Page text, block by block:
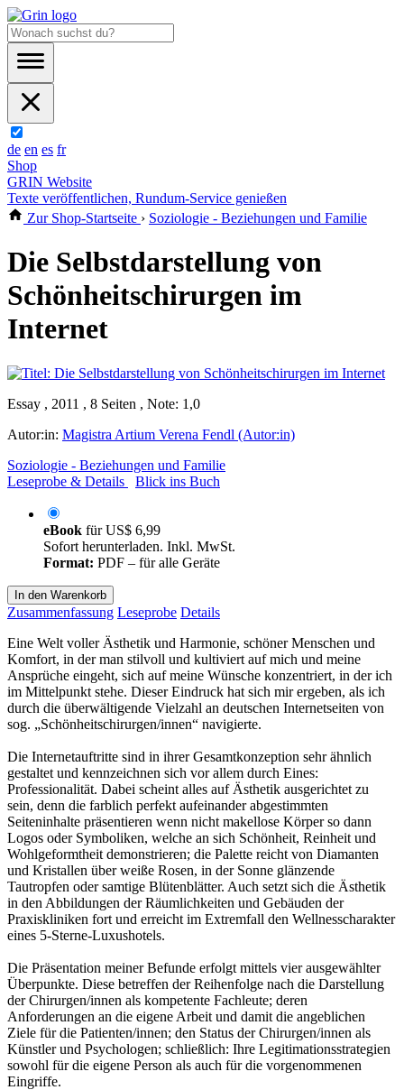
de en es fr
Shop
GRIN Website
Texte veröffentlichen, Rundum-Service genießen
Zur Shop-Startseite › Soziologie - Beziehungen und Familie
Die Selbstdarstellung von
Schönheitschirurgen im
Internet
Essay , 2011 , 8 Seiten , Note: 1,0
Autor:in: Magistra Artium Verena Fendl (Autor:in)
Soziologie - Beziehungen und Familie
Leseprobe & Details
Blick ins Buch
eBook fürUS$ 6,99
Sofort herunterladen. Inkl. MwSt.
Format: PDF – für alle Geräte
In den Warenkorb
Zusammenfassung Leseprobe Details
Eine Welt voller Ästhetik und Harmonie, schöner Menschen und
Komfort, in der man stilvoll und kultiviert auf mich und meine
Ansprüche eingeht, sich auf meine Wünsche konzentriert, in der ich
im Mittelpunkt stehe. Dieser Eindruck hat sich mir ergeben, als ich
durch die überwältigende Vielzahl an deutschen Internetseiten von
sog. „Schönheitschirurgen/innen“ navigierte.
Die Internetauftritte sind in ihrer Gesamtkonzeption sehr ähnlich
gestaltet und kennzeichnen sich vor allem durch Eines:
Professionalität. Dabei scheint alles auf Ästhetik ausgerichtet zu
sein, denn die farblich perfekt aufeinander abgestimmten
Seiteninhalte präsentieren wenn nicht makellose Körper so dann
Logos oder Symboliken, welche an sich Schönheit, Reinheit und
Wohlgeformtheit demonstrieren; die Palette reicht von Diamanten
und Kristallen über weiße Rosen, in der Sonne glänzende
Tautropfen oder samtige Blütenblätter. Auch setzt sich die Ästhetik
in den Abbildungen der Räumlichkeiten und Gebäuden der
Praxiskliniken fort und erreicht im Extremfall den Wellnesscharakter
eines 5-Sterne-Luxushotels.
Die Präsentation meiner Befunde erfolgt mittels vier ausgewählter
Überpunkte. Diese betreffen der Reihenfolge nach die Darstellung
der Chirurgen/innen als kompetente Fachleute; deren
Anforderungen an die eigene Arbeit und damit die angeblichen
Ziele für die Patienten/innen; den Status der Chirurgen/innen als
Künstler und Psychologen; schließlich: Ihre Legitimationsstrategien
sowohl für die eigene Person als auch für die vorgenommenen
Eingriffe.